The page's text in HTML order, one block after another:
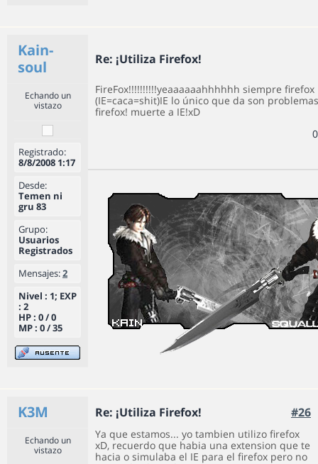
Kain-
soul
Re: ¡Utiliza Firefox!
Echando un
vistazo
Registrado:
8/8/2008 1:17
Desde:
Temen ni
gru 83
Grupo:
Usuarios
Registrados
Mensajes:2
Nivel : 1; EXP
: 2
HP : 0 / 0
MP : 0 / 35
FireFox!!!!!!!!!!yeaaaaaahhhhhh siempre firefox
(IE=caca=shit)IE lo único que da son
firefox! muerte a IE!xD
0
K3M Re: ¡Utiliza Firefox! #26
Echando un
vistazo
Ya que estamos... yo tambien utilizo firefox
xD, recuerdo que habia una extension que te
hacia o simulaba el IE para el firefox pero no